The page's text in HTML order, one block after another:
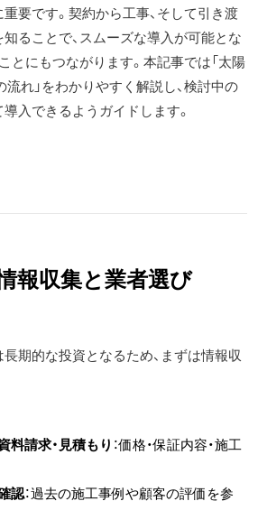
要です。契約から工事、そして引き渡
ることで、スムーズな導入が可能とな
とにもつながります。本記事では「太陽
れ」をわかりやすく解説し、検討中の
入できるようガイドします。
報収集と業者選び
期的な投資となるため、まずは情報収
料請求・見積もり ：価格・保証内容・施工
認：過去の施工事例や顧客の評価を参